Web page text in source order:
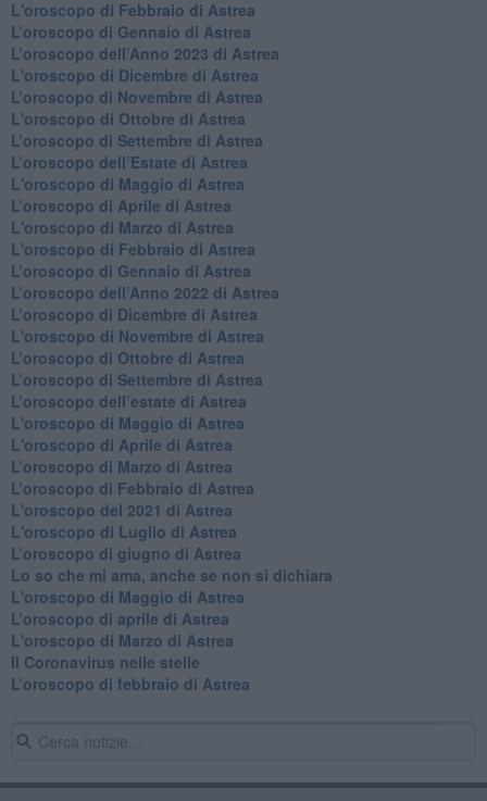
L'oroscopo di Febbraio di Astrea
​L’oroscopo di Gennaio di Astrea
​L’oroscopo dell’Anno 2023 di Astrea
L'oroscopo di Dicembre di Astrea
L’oroscopo di Novembre di Astrea
L'oroscopo di Ottobre di Astrea
​L’oroscopo di Settembre di Astrea
​L’oroscopo dell’Estate di Astrea
L'oroscopo di Maggio di Astrea
​L’oroscopo di Aprile di Astrea
L'oroscopo di Marzo di Astrea
L'oroscopo di Febbraio di Astrea
​L’oroscopo di Gennaio di Astrea
​L’oroscopo dell’Anno 2022 di Astrea
​L’oroscopo di Dicembre di Astrea
L'oroscopo di Novembre di Astrea
​L’oroscopo di Ottobre di Astrea
​L’oroscopo di Settembre di Astrea
L’oroscopo dell’estate di Astrea
L'oroscopo di Maggio di Astrea
L'oroscopo di Aprile di Astrea
​L’oroscopo di Marzo di Astrea
​L’oroscopo di Febbraio di Astrea
L'oroscopo del 2021 di Astrea
L'oroscopo di Luglio di Astrea
​L’oroscopo di giugno di Astrea
​Lo so che mi ama, anche se non si dichiara
L'oroscopo di Maggio di Astrea
​L’oroscopo di aprile di Astrea
L'oroscopo di Marzo di Astrea
Il Coronavirus nelle stelle
​L’oroscopo di febbraio di Astrea